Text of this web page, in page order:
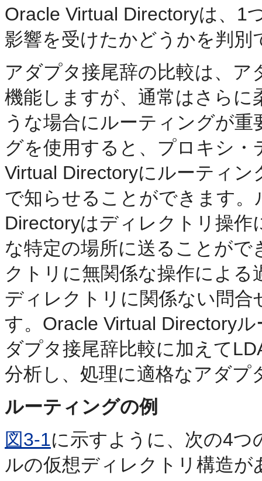
Oracle Virtual Directoryは、1
影響を受けたかどうかを判別
アダプタ接尾辞の比較は、
機能しますが、通常はさらに
うな場合にルーティングが
グを使用すると、プロキシ
Virtual Directoryにルーティ
で知らせることができます
Directoryはディレクトリ操
な特定の場所に送ることが
クトリに無関係な操作によ
ディレクトリに関係ない問
す。Oracle Virtual Directory
ダプタ接尾辞比較に加えて
分析し、処理に適格なアダプ
ルーティングの例
図3-1に示すように、次の4
ルの仮想ディレクトリ構造が